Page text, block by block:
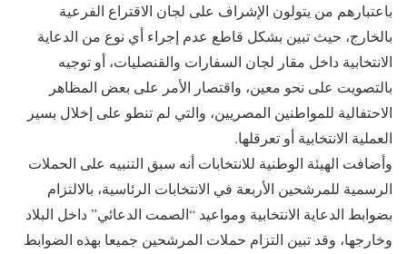
باعتبارهم من يتولون الإشراف على لجان الاقتراع الفرعية
بالخارج، حيث تبين بشكل قاطع عدم إجراء أي نوع من الدعاية
الانتخابية داخل مقار لجان السفارات والقنصليات، أو توجيه
بالتصويت على نحو معين، واقتصار الأمر على بعض المظاهر
الاحتفالية للمواطنين المصريين، والتي لم تنطو على إخلال بسير
العملية الانتخابية أو تعرقلها.
وأضافت الهيئة الوطنية للانتخابات أنه سبق التنبيه على الحملات
الرسمية للمرشحين الأربعة في الانتخابات الرئاسية، بالالتزام
بضوابط الدعاية الانتخابية ومواعيد “الصمت الدعائي” داخل البلاد
وخارجها، وقد تبين التزام حملات المرشحين جميعا بهذه الضوابط